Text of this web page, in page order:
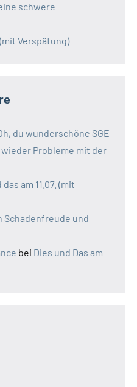
schwere
Verspätung)
du wunderschöne SGE
wieder Probleme mit der
am 11.07. (mit
Schadenfreude und
bei Dies und Das am